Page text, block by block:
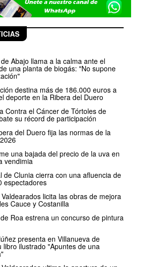
Abajo llama a la calma ante el
una planta de biogás: "No supone
destina más de 186.000 euros a
deporte en la Ribera del Duero
Contra el Cáncer de Tórtoles de
su récord de participación
del Duero fija las normas de la
una bajada del precio de la uva en
vendimia
de Clunia cierra con una afluencia de
espectadores
licita las obras de mejora
Cauce y Costanilla
Roa estrena un concurso de pintura
presenta en Villanueva de
libro ilustrado "Apuntes de una